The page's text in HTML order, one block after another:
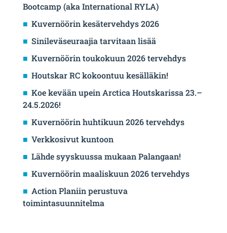
Bootcamp (aka International RYLA)
Kuvernöörin kesätervehdys 2026
Sinileväseuraajia tarvitaan lisää
Kuvernöörin toukokuun 2026 tervehdys
Houtskar RC kokoontuu kesälläkin!
Koe kevään upein Arctica Houtskarissa 23.–
24.5.2026!
Kuvernöörin huhtikuun 2026 tervehdys
Verkkosivut kuntoon
Lähde syyskuussa mukaan Palangaan!
Kuvernöörin maaliskuun 2026 tervehdys
Action Planiin perustuva
toimintasuunnitelma